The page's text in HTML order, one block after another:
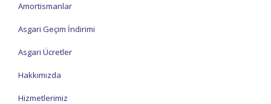
Amortismanlar
Asgari Geçim İndirimi
Asgari Ücretler
Hakkımızda
Hizmetlerimiz